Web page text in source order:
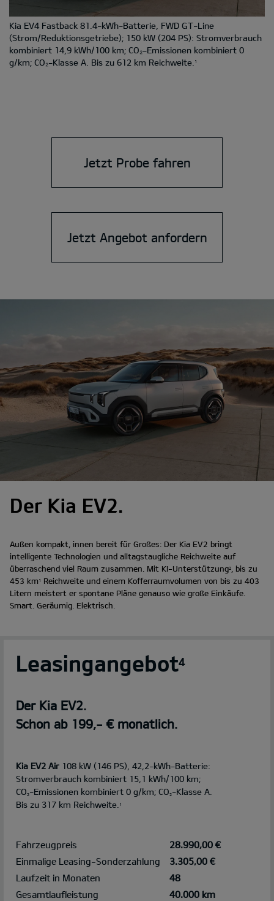
Kia EV4 Fastback 81.4-kWh-Batterie, FWD GT-Line
(Strom/Reduktionsgetriebe); 150 kW (204 PS): Stromverbrauch
kombiniert 14,9 kWh/100 km; CO₂-Emissionen kombiniert 0
g/km; CO₂-Klasse A. Bis zu 612 km Reichweite.
1
Jetzt Probe fahren
Jetzt Angebot anfordern
Der Kia EV2.
Außen kompakt, innen bereit für Großes: Der Kia EV2 bringt
intelligente Technologien und alltagstaugliche Reichweite auf
überraschend viel Raum zusammen. Mit KI-Unterstützung2
, bis zu
453 km 1
Reichweite und einem Kofferraumvolumen von bis zu 403
Litern meistert er spontane Pläne genauso wie große Einkäufe.
Smart. Geräumig. Elektrisch.
Leasingangebot4
Der Kia EV2.
Schon ab 199,- € monatlich.
Kia EV2 Air 108 kW (146 PS), 42,2-kWh-Batterie:
Stromverbrauch kombiniert 15,1 kWh/100 km;
CO2-Emissionen kombiniert 0 g/km; CO2-Klasse A.
Bis zu 317 km Reichweite.
1
Fahrzeugpreis
28.990,00 €
Einmalige Leasing-Sonderzahlung
3.305,00 €
Laufzeit in Monaten
48
Gesamtlaufleistung
40.000 km